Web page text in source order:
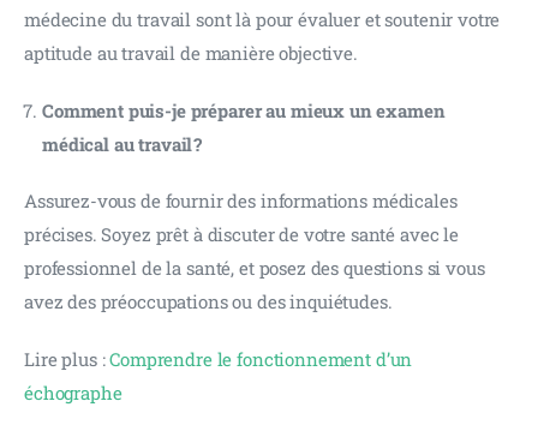
médecine du travail sont là pour évaluer et soutenir votre
aptitude au travail de manière objective.
Comment puis-je préparer au mieux un examen
médical au travail ?
Assurez-vous de fournir des informations médicales
précises. Soyez prêt à discuter de votre santé avec le
professionnel de la santé, et posez des questions si vous
avez des préoccupations ou des inquiétudes.
Lire plus : Comprendre le fonctionnement d’un
échographe